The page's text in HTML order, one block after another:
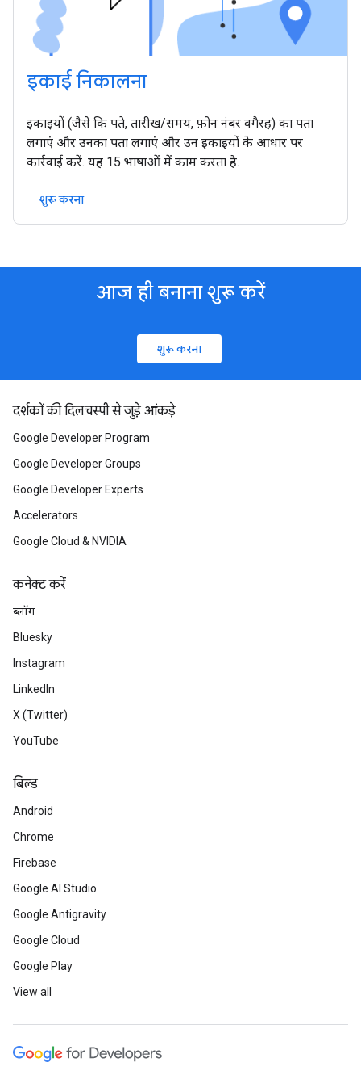
इकाई निकालना
इकाइयों (जैसे कि पते, तारीख/समय, फ़ोन नंबर वगैरह) का पता
लगाएं और उनका पता लगाएं और उन इकाइयों के आधार पर
कार्रवाई करें. यह 15 भाषाओं में काम करता है.
शुरू करना
आज ही बनाना शुरू करें
शुरू करना
दर्शकों की दिलचस्पी से जुड़े आंकड़े
Google Developer Program
Google Developer Groups
Google Developer Experts
Accelerators
Google Cloud & NVIDIA
कनेक्ट करें
ब्लॉग
Bluesky
Instagram
LinkedIn
X (Twitter)
YouTube
बिल्ड
Android
Chrome
Firebase
Google AI Studio
Google Antigravity
Google Cloud
Google Play
View all